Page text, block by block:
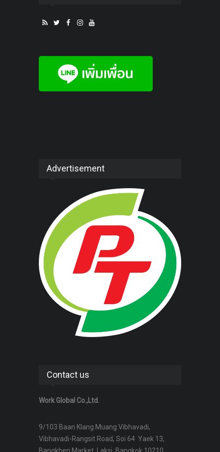
Advertisement
Contact us
Work Global Co.,Ltd.
9/103 Baan Klang Muang Vibhavadi,
Vibhavadi-Rangsit Road, Soi 64 Yaek 13,